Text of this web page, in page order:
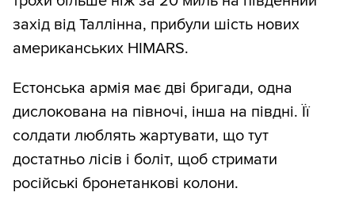
захід від Таллінна, прибули шість нових
американських HIMARS.
Естонська армія має дві бригади, одна
дислокована на півночі, інша на півдні. Її
солдати люблять жартувати, що тут
достатньо лісів і боліт, щоб стримати
російські бронетанкові колони.